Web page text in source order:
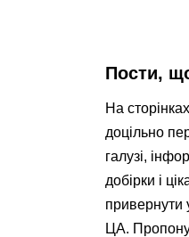
Пости,
На
доцільно
галузі,
добірки і
привернути
ЦА.